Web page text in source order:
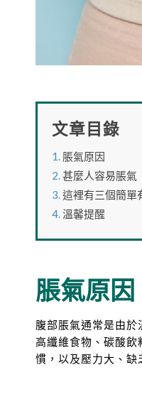
文章目錄
脹氣原因
甚麼人容易脹氣
這裡有三個簡單
溫馨提醒
脹氣原因
腹部脹氣通常是由
高纖維食物、碳酸飲
慣，以及壓力大、缺